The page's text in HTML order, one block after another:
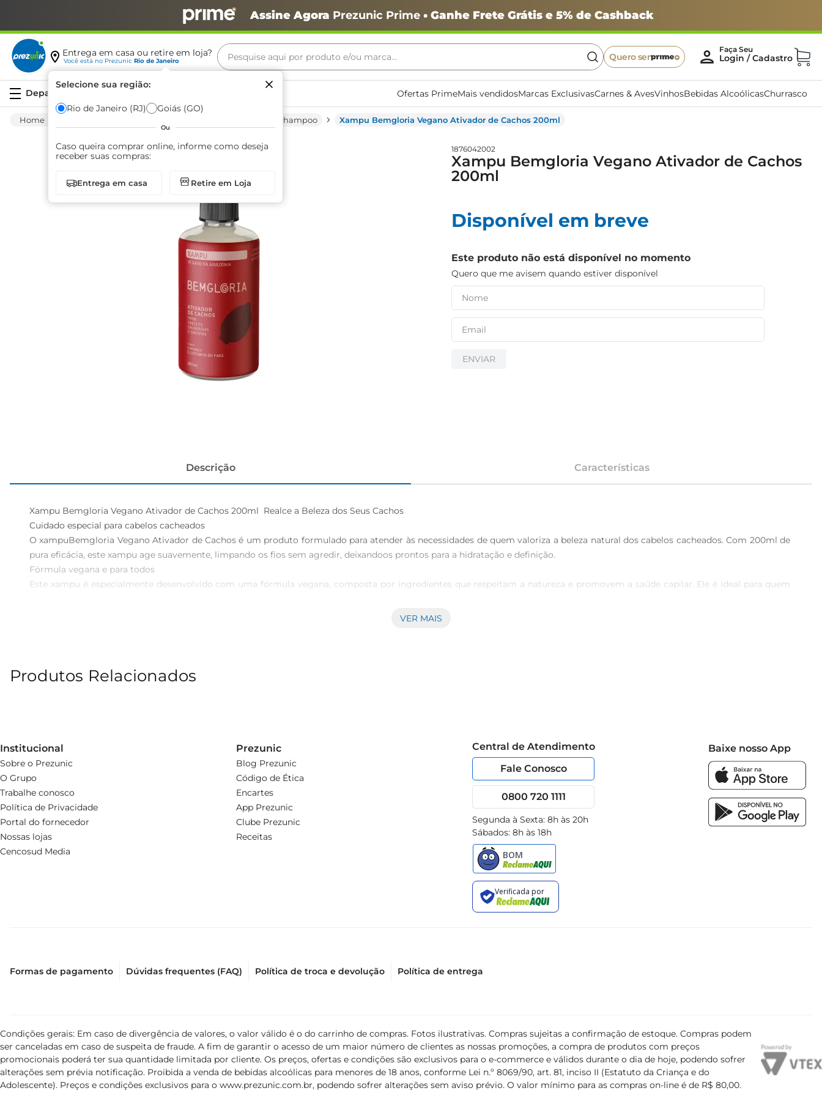
Assine Agora Prezunic Prime• Ganhe Frete Grátis e 5% de Cashback
Entrega em casa ou retire em loja?
Você está no Prezunic Rio de Janeiro
Selecione sua região:
Rio de Janeiro (RJ) Goiás (GO)
Ou
Caso queira comprar online, informe como deseja
receber suas compras:
Entrega em casa Retire em Loja
Pesquise aqui por produto e/ou marca...
Quero ser
Ofertas PrimeMais vendidosMarcas ExclusivasCarnes & AvesVinhosBebidas AlcoólicasChurrasco
Shampoo Xampu Bemgloria Vegano Ativador de Cachos 200ml
1876042002
Xampu Bemgloria Vegano Ativador de Cachos
200ml
Disponível em breve
Este produto não está disponível no momento
Quero que me avisem quando estiver disponível
ENVIAR
Descrição Características
Xampu Bemgloria Vegano Ativador de Cachos 200ml  Realce a Beleza dos Seus Cachos
Cuidado especial para cabelos cacheados
O xampuBemgloria Vegano Ativador de Cachos é um produto formulado para atender às necessidades de quem valoriza a beleza natural dos cabelos cacheados. Com 200ml de
pura eficácia, este xampu age suavemente, limpando os fios sem agredir, deixandoos prontos para a hidratação e definição.
Fórmula vegana e para todos
Este xampu é especialmente desenvolvido com uma fórmula vegana, composta por ingredientes que respeitam a natureza e promovem a saúde capilar. Ele é ideal para quem
fios. O resultado será uma sensação de frescor e leveza, preparandoos para os próximos passos da sua rotina de hidratação e cuidados.
VER MAIS
Produtos Relacionados
Institucional
Sobre o Prezunic
O Grupo
Trabalhe conosco
Política de Privacidade
Portal do fornecedor
Nossas lojas
Cencosud Media
Prezunic
Blog Prezunic
Código de Ética
Encartes
App Prezunic
Clube Prezunic
Receitas
Central de Atendimento
Fale Conosco
0800 720 1111
Segunda à Sexta: 8h às 20h
Sábados: 8h às 18h
Baixe nosso App
Formas de pagamento Dúvidas frequentes (FAQ) Política de troca e devolução Política de entrega
Condições gerais: Em caso de divergência de valores, o valor válido é o do carrinho de compras. Fotos ilustrativas. Compras sujeitas a confirmação de estoque. Compras podem
ser canceladas em caso de suspeita de fraude. A fim de garantir o acesso de um maior número de clientes as nossas promoções, a compra de produtos com preços
promocionais poderá ter sua quantidade limitada por cliente. Os preços, ofertas e condições são exclusivos para o e-commerce e válidos durante o dia de hoje, podendo sofrer
alterações sem prévia notificação. Proibida a venda de bebidas alcoólicas para menores de 18 anos, conforme Lei n.º 8069/90, art. 81, inciso II (Estatuto da Criança e do
Adolescente). Preços e condições exclusivos para o www.prezunic.com.br, podendo sofrer alterações sem aviso prévio. O valor mínimo para as compras on-line é de R$ 80,00.
Termos mais buscados
café
arroz
azeite
iogurte
cerveja